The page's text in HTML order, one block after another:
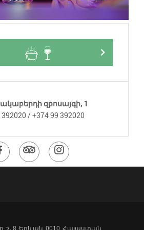
զբոսայգի, 1
/ +374 99 392020
Այցելեք
ֆեյսբուքյան
Այցելեք
Թրիփըդվայզերի
Այցելեք
շ․ 8, Երևան, 0010, Հայաստան